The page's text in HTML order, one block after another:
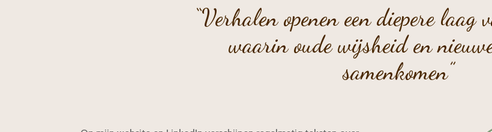
“Verhalen openen een diepere laag
waarin oude wijsheid en
samenkomen”